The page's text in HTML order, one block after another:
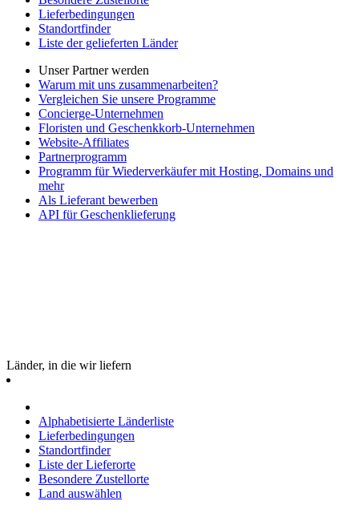
Lieferbedingungen
Standortfinder
Liste der gelieferten Länder
Unser Partner werden
Warum mit uns zusammenarbeiten?
Vergleichen Sie unsere Programme
Concierge-Unternehmen
Floristen und Geschenkkorb-Unternehmen
Website-Affiliates
Partnerprogramm
Programm für Wiederverkäufer mit Hosting, Domains und
mehr
Als Lieferant bewerben
API für Geschenklieferung
Länder, in die wir liefern
Alphabetisierte Länderliste
Lieferbedingungen
Standortfinder
Liste der Lieferorte
Besondere Zustellorte
Land auswählen